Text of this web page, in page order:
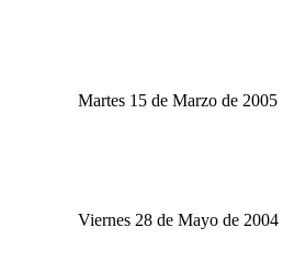
Martes 15 de Marzo de 2005
Viernes 28 de Mayo de 2004